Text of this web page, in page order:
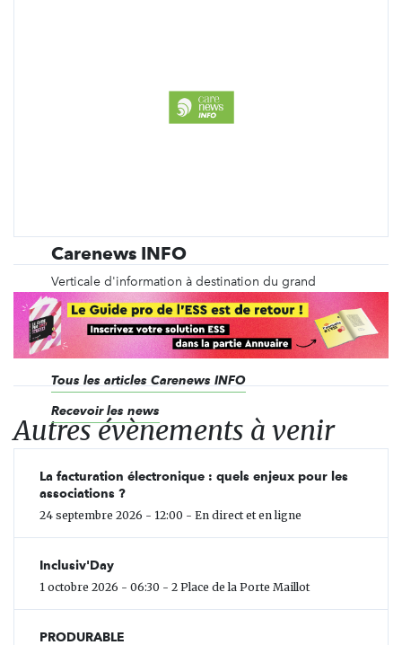
Carenews INFO
Verticale d'information à destination du grand
public, Carenews INFO déniche, décrypte et
analyse les faits d'actualité relatifs à l'engagement
en faveur d'une société plus solidaire, plus durable
et plus juste.
Tous les articles Carenews INFO
Recevoir les news
Autres évènements à venir
La facturation électronique : quels enjeux pour les
associations ?
24 septembre 2026 - 12:00 - En direct et en ligne
Inclusiv'Day
1 octobre 2026 - 06:30 - 2 Place de la Porte Maillot
PRODURABLE